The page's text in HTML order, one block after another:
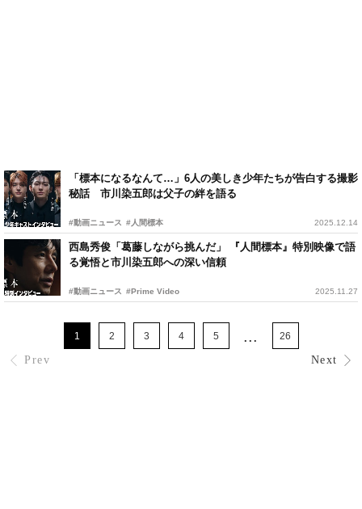
「標本になるなんて…」6人の美しき少年たちが告白する撮影
秘話 市川染五郎は父子の絆を語る
#動画ニュース #人間標本 2025.12.14
西島秀俊「葛藤しながら挑んだ」 『人間標本』特別映像で語
る覚悟と市川染五郎への深い信頼
#動画ニュース #Prime Video 2025.11.27
Prev
1 2 3 4 5 ... 26
Next